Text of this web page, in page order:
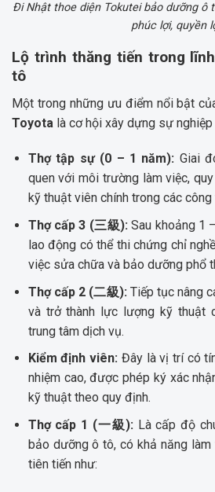
Đi Nhật thoe diện Tokutei bảo dưỡng ô
phúc lợi, quyền
Lộ trình thăng tiến trong
tô
Một trong những ưu điểm nổi bật
Toyota là cơ hội xây dựng sự nghiệp
Thợ tập sự (0 – 1 năm): Giai
quen với môi trường làm việc,
kỹ thuật viên chính trong các
Thợ cấp 3 (三級):Sau khoảng 1
lao động có thể thi chứng chỉ
việc sửa chữa và bảo dưỡng phổ
Thợ cấp 2 (二級): Tiếp tục nâng
và trở thành lực lượng kỹ thuật
trung tâm dịch vụ.
Kiểm định viên: Đây là vị trí có
nhiệm cao, được phép ký xác
kỹ thuật theo quy định.
Thợ cấp 1 (一級): Là cấp độ
bảo dưỡng ô tô, có khả năng
tiên tiến như: